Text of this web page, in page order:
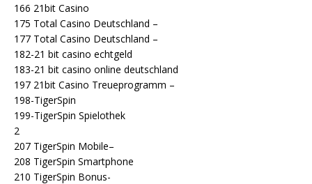
166 21bit Casino
175 Total Casino Deutschland –
177 Total Casino Deutschland –
182-21 bit casino echtgeld
183-21 bit casino online deutschland
197 21bit Casino Treueprogramm –
198-TigerSpin
199-TigerSpin Spielothek
2
207 TigerSpin Mobile–
208 TigerSpin Smartphone
210 TigerSpin Bonus-